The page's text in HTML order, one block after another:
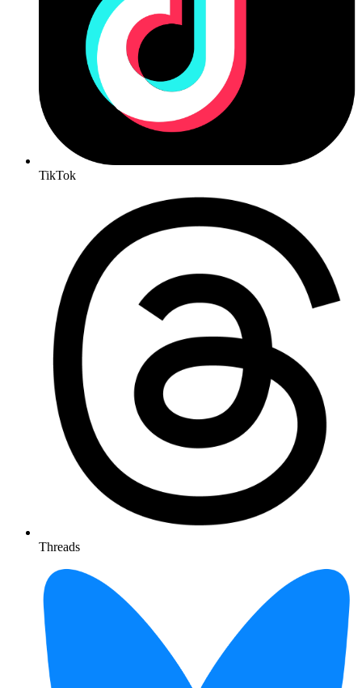
TikTok
Threads